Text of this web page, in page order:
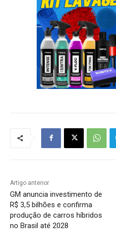
Artigo anterior
GM anuncia investimento de
R$ 3,5 bilhões e confirma
produção de carros híbridos
no Brasil até 2028